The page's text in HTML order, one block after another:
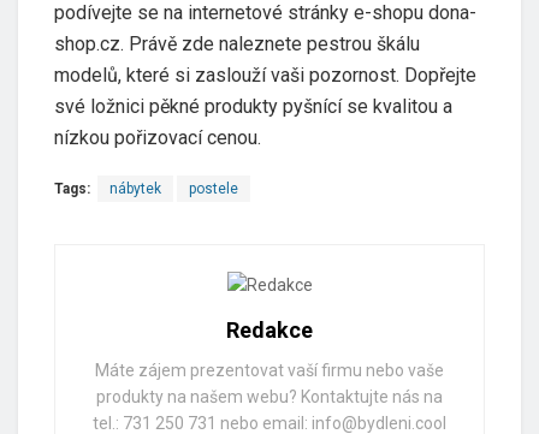
podívejte se na internetové stránky e-shopu dona-
shop.cz. Právě zde naleznete pestrou škálu
modelů, které si zaslouží vaši pozornost. Dopřejte
své ložnici pěkné produkty pyšnící se kvalitou a
nízkou pořizovací cenou.
Tags: nábytek postele
Redakce
Máte zájem prezentovat vaší firmu nebo vaše
produkty na našem webu? Kontaktujte nás na
tel.: 731 250 731 nebo email: info@bydleni.cool